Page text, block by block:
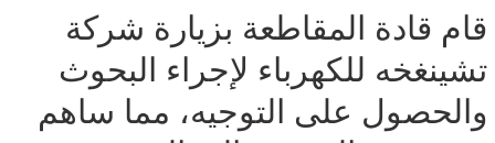
تشينغخه للكهرباء لإجراء البحوث والحصول على التوجيه، مما ساهم في
تعزيز التنمية عالية الجودة للشركة.
قام قادة المقاطعة بزيارة شركة
تشينغخه للكهرباء لإجراء البحوث
والحصول على التوجيه، مما ساهم